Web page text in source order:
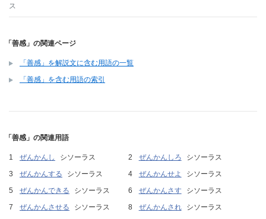
ス
「善感」の関連ページ
「善感」を解説文に含む用語の一覧
「善感」を含む用語の索引
「善感」の関連用語
ぜんかんし シソーラス ぜんかんしろ
シソーラス
ぜんかんする
シソーラス ぜんかんせよ
シソーラス
ぜんかんできる
シソーラス ぜんかんさす
シソーラス
ぜんかんさせる
シソーラス ぜんかんされ
シソーラス